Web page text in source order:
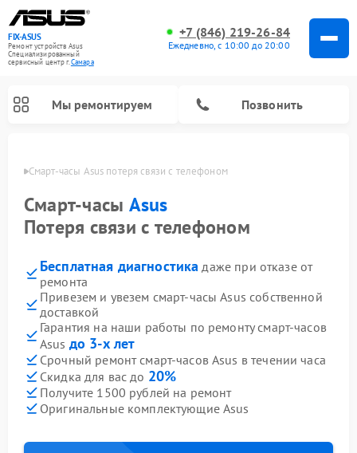
FIX-ASUS
Ремонт устройств Asus
Специализированный
cервисный центр г.Самара
+7 (846) 219-26-84
Ежедневно, с 10:00 до 20:00
Мы ремонтируем Позвонить
Смарт-часы Asus потеря связи с телефоном
Смарт-часы Asus
Потеря связи с телефоном
Бесплатная диагностика даже при отказе от
ремонта
Привезем и увезем смарт-часы Asus собственной
доставкой
Гарантия на наши работы по ремонту смарт-часов
Asus до 3-х лет
Срочный ремонт смарт-часов Asus в течении часа
Скидка для вас до 20%
Получите 1500 рублей на ремонт
Оригинальные комплектующие Asus